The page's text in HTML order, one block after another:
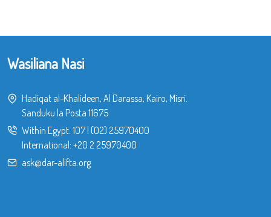
Wasiliana Nasi
Hadiqat al-Khalideen, Al Darassa, Kairo, Misri.
Sanduku la Posta 11675
Within Egypt: 107| (02) 25970400
International: +20 2 25970400
ask@dar-alifta.org